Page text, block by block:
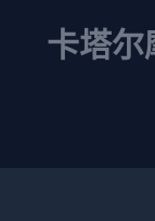
卡塔尔